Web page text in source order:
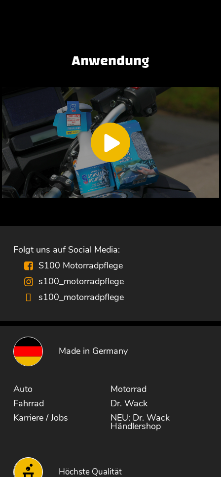
Anwendung
Folgt uns auf Social Media:
S100 Motorradpflege
s100_motorradpflege
s100_motorradpflege
Made in Germany
Auto
Motorrad
Fahrrad
Dr. Wack
Karriere / Jobs
NEU: Dr. Wack
Händlershop
Höchste Qualität